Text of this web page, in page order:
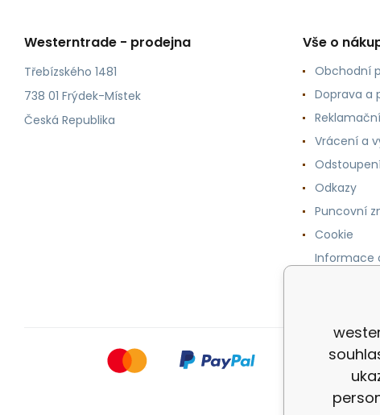
Westerntrade - prodejna
Třebízského 1481
738 01 Frýdek-Místek
Česká Republika
Vše o
Obchodní
Doprava a
Vrácení a
Odkazy
Puncovní
Cookie
Informace